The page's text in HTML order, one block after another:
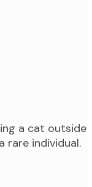
a cat outside
rare individual.